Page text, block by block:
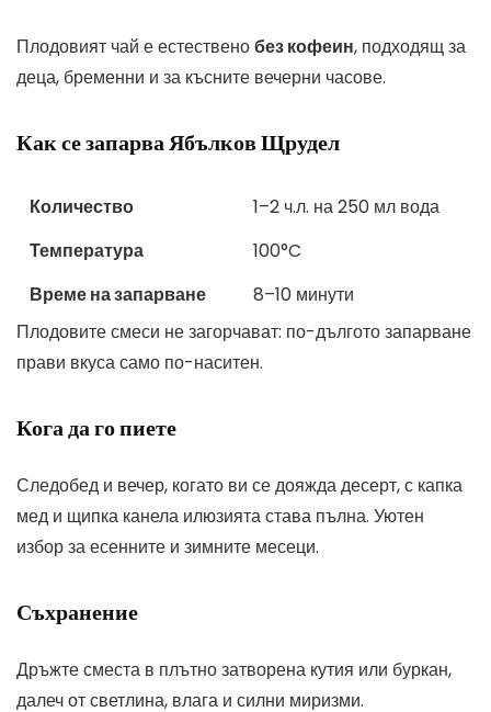
Плодовият чай е естественобез кофеин, подходящ за
деца, бременни и за късните вечерни часове.
Как се запарва Ябълков Щрудел
Количество
1–2 ч.л. на 250 мл вода
Температура
100°C
Време на запарване
8–10 минути
Плодовите смеси не загорчават: по-дългото запарване
прави вкуса само по-наситен.
Кога да го пиете
Следобед и вечер, когато ви се дояжда десерт, с капка
мед и щипка канела илюзията става пълна. Уютен
избор за есенните и зимните месеци.
Съхранение
Дръжте сместа в плътно затворена кутия или буркан,
далеч от светлина, влага и силни миризми.